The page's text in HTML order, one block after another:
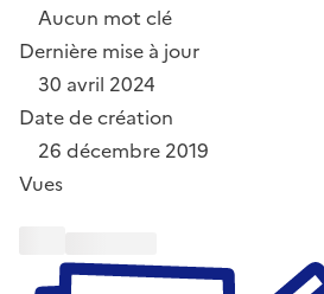
Aucun mot clé
Dernière mise à jour
30 avril 2024
Date de création
26 décembre 2019
Vues